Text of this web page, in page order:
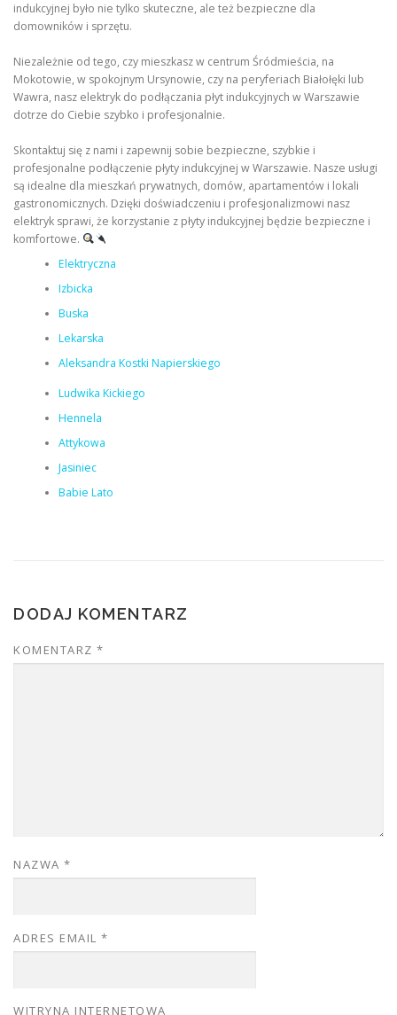
indukcyjnej było nie tylko skuteczne, ale też bezpieczne dla
domowników i sprzętu.
Niezależnie od tego, czy mieszkasz w centrum Śródmieścia, na
Mokotowie, w spokojnym Ursynowie, czy na peryferiach Białołęki lub
Wawra, nasz elektryk do podłączania płyt indukcyjnych w Warszawie
dotrze do Ciebie szybko i profesjonalnie.
Skontaktuj się z nami i zapewnij sobie bezpieczne, szybkie i
profesjonalne podłączenie płyty indukcyjnej w Warszawie. Nasze usługi
są idealne dla mieszkań prywatnych, domów, apartamentów i lokali
gastronomicznych. Dzięki doświadczeniu i profesjonalizmowi nasz
elektryk sprawi, że korzystanie z płyty indukcyjnej będzie bezpieczne i
komfortowe.
Elektryczna
Izbicka
Buska
Lekarska
Aleksandra Kostki Napierskiego
Ludwika Kickiego
Hennela
Attykowa
Jasiniec
Babie Lato
DODAJ KOMENTARZ
KOMENTARZ *
NAZWA *
ADRES EMAIL *
WITRYNA INTERNETOWA